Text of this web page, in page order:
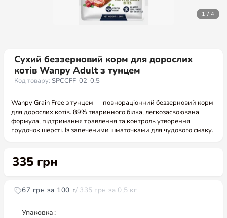
1 / 4
Сухий беззерновий корм для дорослих
котів Wanpy Adult з тунцем
Код товару: SPCCFF-02-0,5
Wanpy Grain Free з тунцем — повнораціонний беззерновий корм
для дорослих котів. 89% тваринного білка, легкозасвоювана
формула, підтримання травлення та контроль утворення
грудочок шерсті. Із запеченими шматочками для чудового смаку.
335 грн
67 грн за 100 г/ 335 грн за 0,5 кг
Упаковка